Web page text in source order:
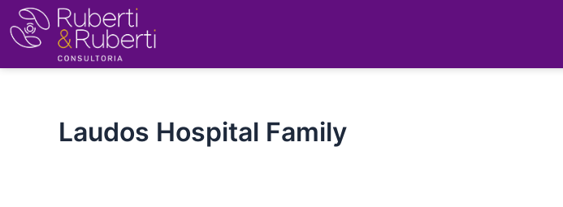
para
conteúdo
Laudos Hospital Family